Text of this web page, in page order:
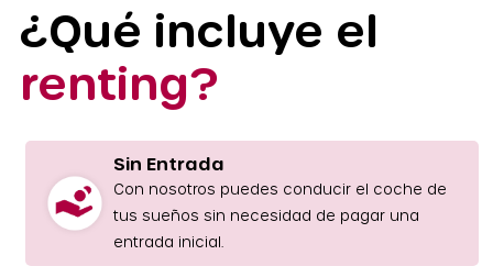
¿Qué incluye el
renting?
Sin Entrada
Con nosotros puedes conducir el coche de
tus sueños sin necesidad de pagar una
entrada inicial.